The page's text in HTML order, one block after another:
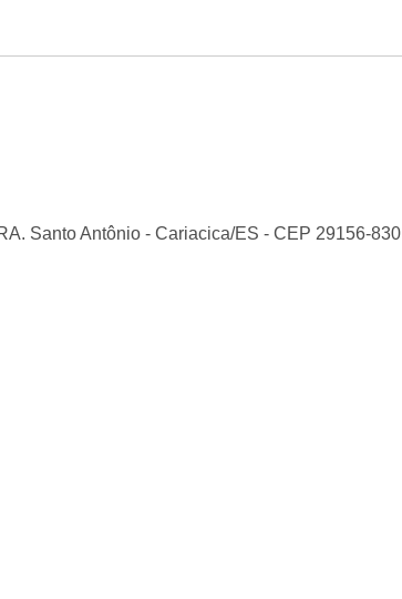
Santo Antônio - Cariacica/ES - CEP 29156-830